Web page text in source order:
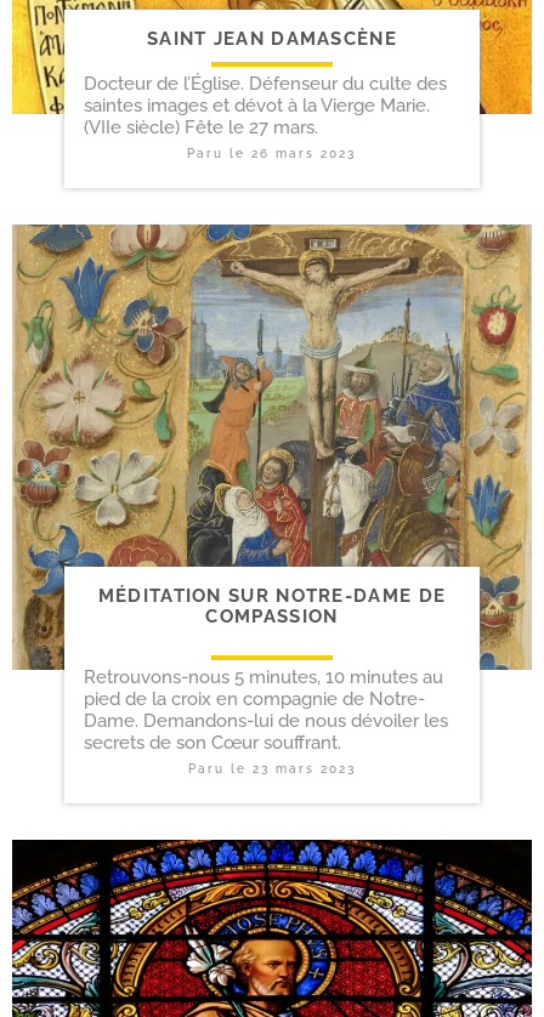
SAINT JEAN DAMASCÈNE
Docteur de l’Église. Défenseur du culte des
saintes images et dévot à la Vierge Marie.
(VIIe siècle) Fête le 27 mars.
Paru le26 mars 2023
MÉDITATION SUR NOTRE-​DAME DE
COMPASSION
Retrouvons-nous 5 minutes, 10 minutes au
pied de la croix en compagnie de Notre-
Dame. Demandons-lui de nous dévoiler les
secrets de son Cœur souffrant.
Paru le 23 mars 2023